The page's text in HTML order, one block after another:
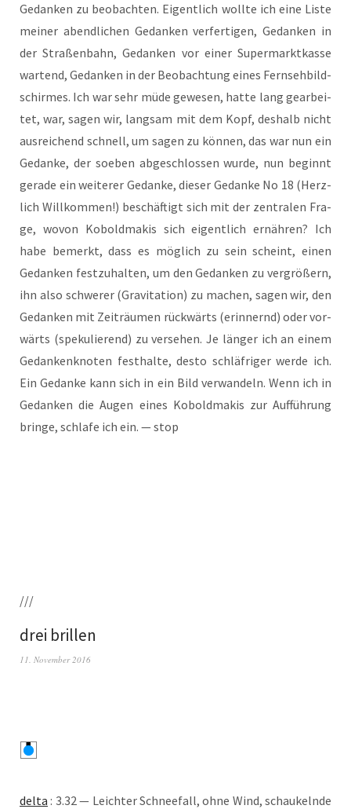
Gedan­ken zu beob­ach­ten. Eigent­lich woll­te ich eine Lis­te
mei­ner abend­li­chen Gedan­ken ver­fer­ti­gen, Gedan­ken in
der Stra­ßen­bahn, Gedan­ken vor einer Super­markt­kas­se
war­tend, Gedan­ken in der Beob­ach­tung eines Fern­seh­bild­
schir­mes. Ich war sehr müde gewe­sen, hat­te lang gear­bei­
tet, war, sagen wir, lang­sam mit dem Kopf, des­halb nicht
aus­rei­chend schnell, um sagen zu kön­nen, das war nun ein
Gedan­ke, der soeben abge­schlos­sen wur­de, nun beginnt
gera­de ein wei­te­rer Gedan­ke, die­ser Gedan­ke No 18 (Herz­
lich Will­kom­men!) beschäf­tigt sich mit der zen­tra­len Fra­
ge, wovon Kobold­ma­kis sich eigent­lich ernäh­ren? Ich
habe bemerkt, dass es mög­lich zu sein scheint, einen
Gedan­ken fest­zu­hal­ten, um den Gedan­ken zu ver­grö­ßern,
ihn also schwe­rer (Gra­vi­ta­ti­on) zu machen, sagen wir, den
Gedan­ken mit Zeit­räu­men rück­wärts (erin­nernd) oder vor­
wärts (spe­ku­lie­rend) zu ver­se­hen. Je län­ger ich an einem
Gedan­ken­kno­ten fest­hal­te, des­to schläf­ri­ger wer­de ich.
Ein Gedan­ke kann sich in ein Bild ver­wan­deln. Wenn ich in
Gedan­ken die Augen eines Kobold­ma­kis zur Auf­füh­rung
brin­ge, schla­fe ich ein. — stop
///
drei brillen
11. November 2016
del­ta : 3.32 — Leich­ter Schnee­fall, ohne Wind, schau­keln­de